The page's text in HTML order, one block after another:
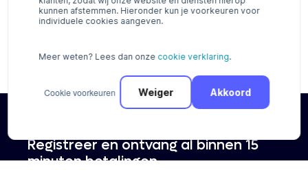
kunnen afstemmen. Hieronder kun je voorkeuren voor
individuele cookies aangeven.
Meer weten? Lees dan onze cookie verklaring.
Cookie voorkeuren Akkoord
Weiger
viasales@pay.nl
Registreer en ontvang al binnen 15
minuten betalingen